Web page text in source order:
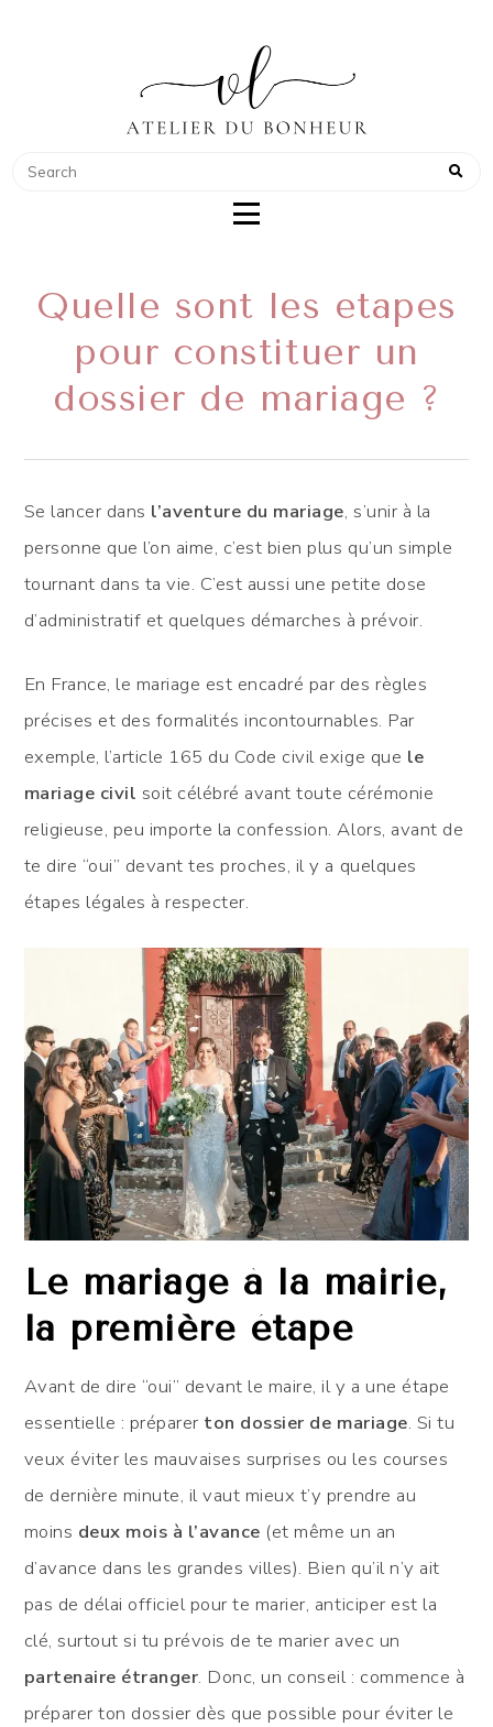
ATELIER DU BONHEUR
COACH POUR WEDDING PLANNER
Quelle sont les etapes
pour constituer un
dossier de mariage ?
Se lancer dans l’aventure du mariage, s’unir à la
personne que l’on aime, c’est bien plus qu’un simple
tournant dans ta vie. C’est aussi une petite dose
d’administratif et quelques démarches à prévoir.
En France, le mariage est encadré par des règles
précises et des formalités incontournables. Par
exemple, l’article 165 du Code civil exige que le
mariage civil soit célébré avant toute cérémonie
religieuse, peu importe la confession. Alors, avant de
te dire “oui” devant tes proches, il y a quelques
étapes légales à respecter.
Le mariage à la mairie,
la première étape
Avant de dire “oui” devant le maire, il y a une étape
essentielle : préparer ton dossier de mariage. Si tu
veux éviter les mauvaises surprises ou les courses
de dernière minute, il vaut mieux t’y prendre au
moins deux mois à l’avance (et même un an
d’avance dans les grandes villes). Bien qu’il n’y ait
pas de délai officiel pour te marier, anticiper est la
clé, surtout si tu prévois de te marier avec un
partenaire étranger. Donc, un conseil : commence à
préparer ton dossier dès que possible pour éviter le